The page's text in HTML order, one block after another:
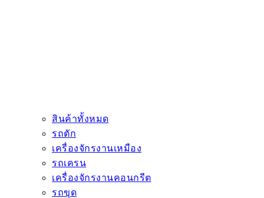
สินค้าทั้งหมด
รถตัก
เครื่องจักรงานเหมือง
รถเครน
เครื่องจักรงานคอนกรีต
รถขุด